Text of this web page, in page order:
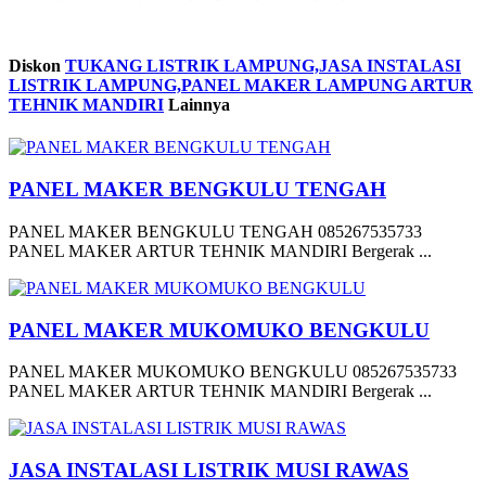
Diskon TUKANG LISTRIK LAMPUNG,JASA INSTALASI
LISTRIK LAMPUNG,PANEL MAKER LAMPUNG ARTUR
TEHNIK MANDIRI Lainnya
PANEL MAKER BENGKULU TENGAH
PANEL MAKER BENGKULU TENGAH 085267535733
PANEL MAKER ARTUR TEHNIK MANDIRI Bergerak ...
PANEL MAKER MUKOMUKO BENGKULU
PANEL MAKER MUKOMUKO BENGKULU 085267535733
PANEL MAKER ARTUR TEHNIK MANDIRI Bergerak ...
JASA INSTALASI LISTRIK MUSI RAWAS